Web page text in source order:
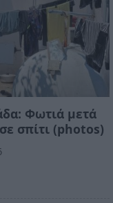
Φωτιά μετά
σπίτι (photos)